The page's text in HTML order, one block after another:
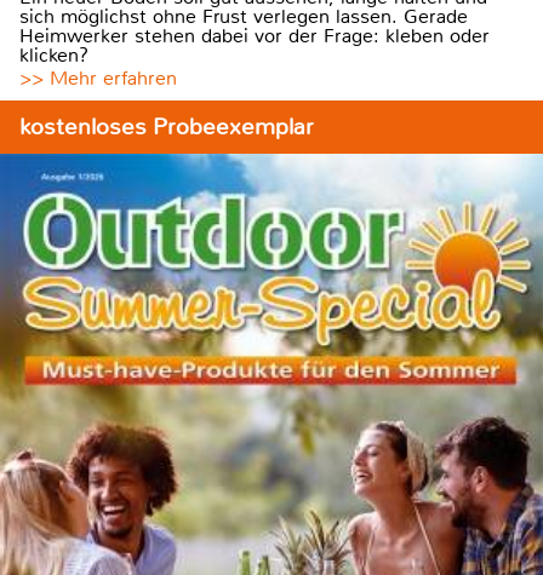
sich möglichst ohne Frust verlegen lassen. Gerade
Heimwerker stehen dabei vor der Frage: kleben oder
klicken?
>> Mehr erfahren
kostenloses Probeexemplar